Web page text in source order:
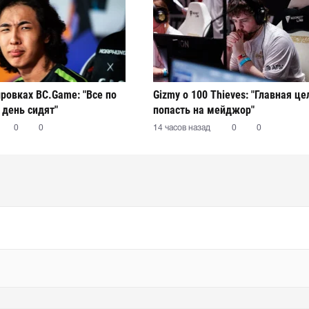
BC.Game: "Все по
сидят"
0 0
Gizmy о 100 Thieves: "Главная
попасть на мейджор"
14 часов назад 0 0